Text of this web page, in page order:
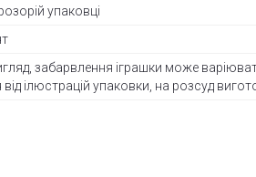
упаковці
забарвлення іграшки може
від ілюстрацій упаковки, на розсуд